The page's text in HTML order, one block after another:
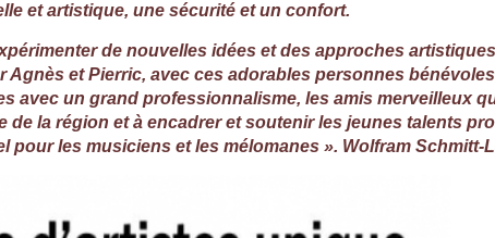
et artistique, une sécurité et un confort.
de nouvelles idées et des approches
Agnès et Pierric, avec ces adorables personnes
avec un grand professionnalisme, les amis merveilleux
de la région et à encadrer et soutenir les jeunes talents
pour les musiciens et les mélomanes ». Wolfram Schmitt-